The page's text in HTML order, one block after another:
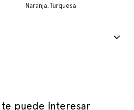
Naranja,Turquesa
te puede interesar